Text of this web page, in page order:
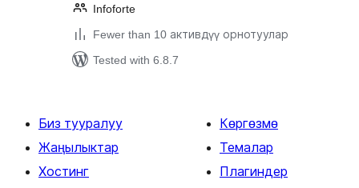
Infoforte
Fewer than 10 активдүү орнотуулар
Tested with 6.8.7
Биз тууралуу
Жаңылыктар
Хостинг
Көргөзмө
Темалар
Плагиндер